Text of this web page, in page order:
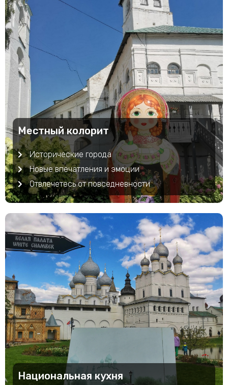
Местный колорит
Исторические города
Новые впечатления и эмоции
Отвлечетесь от повседневности
Национальная кухня